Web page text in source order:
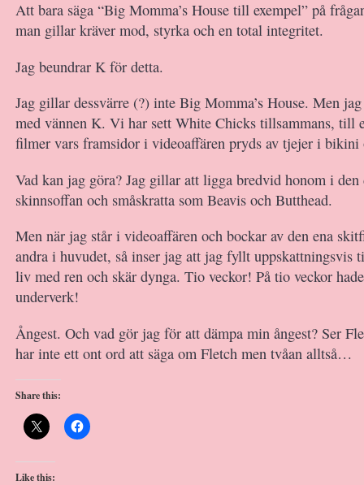
Att bara säga “Big Momma’s House till exempel” på
man gillar kräver mod, styrka och en total integritet.
Jag beundrar K för detta.
Jag gillar dessvärre (?) inte Big Momma’s House. Men
med vännen K. Vi har sett White Chicks tillsammans, till
filmer vars framsidor i videoaffären pryds av tjejer i
Vad kan jag göra? Jag gillar att ligga bredvid honom i den
skinnsoffan och småskratta som Beavis och Butthead.
Men när jag står i videoaffären och bockar av den ena
andra i huvudet, så inser jag att jag fyllt uppskattningsvis
liv med ren och skär dynga. Tio veckor! På tio veckor
underverk!
Ångest. Och vad gör jag för att dämpa min ångest? Ser
har inte ett ont ord att säga om Fletch men tvåan alltså…
Share this:
Like this: